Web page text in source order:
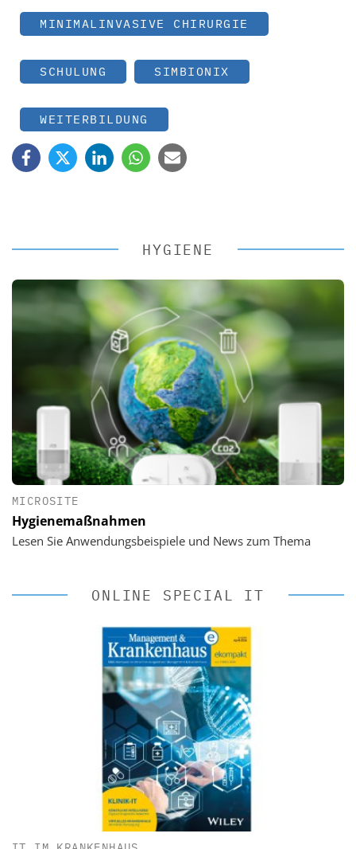
MINIMALINVASIVE CHIRURGIE
SCHULUNG SIMBIONIX
WEITERBILDUNG
HYGIENE
MICROSITE
Hygienemaßnahmen
Lesen Sie Anwendungsbeispiele und News zum Thema
ONLINE SPECIAL IT